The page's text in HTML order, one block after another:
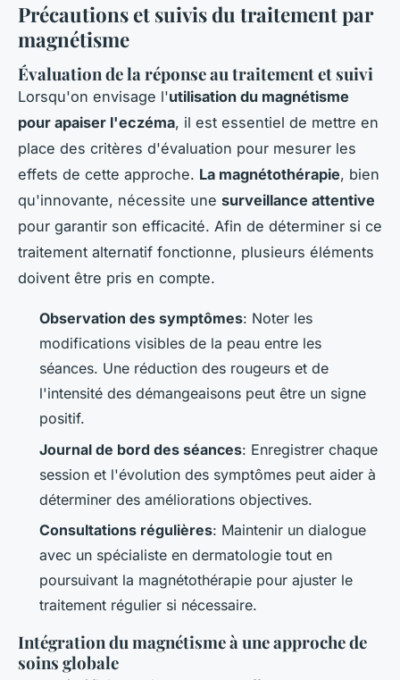
Précautions et suivis du traitement par
magnétisme
Évaluation de la réponse au traitement et suivi
Lorsqu'on envisage l'utilisation du magnétisme
pour apaiser l'eczéma, il est essentiel de mettre en
place des critères d'évaluation pour mesurer les
effets de cette approche. La magnétothérapie, bien
qu'innovante, nécessite une surveillance attentive
pour garantir son efficacité. Afin de déterminer si ce
traitement alternatif fonctionne, plusieurs éléments
doivent être pris en compte.
Observation des symptômes: Noter les
modifications visibles de la peau entre les
séances. Une réduction des rougeurs et de
l'intensité des démangeaisons peut être un signe
positif.
Journal de bord des séances: Enregistrer chaque
session et l'évolution des symptômes peut aider à
déterminer des améliorations objectives.
Consultations régulières: Maintenir un dialogue
avec un spécialiste en dermatologie tout en
poursuivant la magnétothérapie pour ajuster le
traitement régulier si nécessaire.
Intégration du magnétisme à une approche de
soins globale